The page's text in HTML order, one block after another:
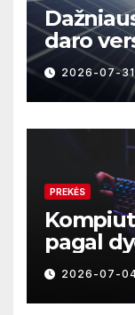
daro
saulės
2026-07-31
PREKĖS
pagal
TKL ar
modelis?
2026-07-